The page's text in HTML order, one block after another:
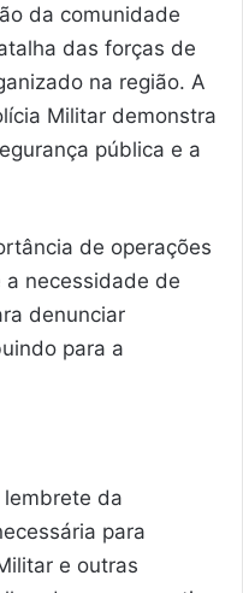
da comunidade
das forças de
na região. A
Militar demonstra
pública e a
de operações
necessidade de
denunciar
para a
lembrete da
para
e outras